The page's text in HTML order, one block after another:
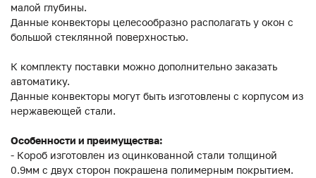
малой глубины.
Данные конвекторы целесообразно располагать у окон с
большой стеклянной поверхностью.
К комплекту поставки можно дополнительно заказать
автоматику.
Данные конвекторы могут быть изготовлены с корпусом из
нержавеющей стали.
Особенности и преимущества:
- Короб изготовлен из оцинкованной стали толщиной
0.9мм с двух сторон покрашена полимерным покрытием.